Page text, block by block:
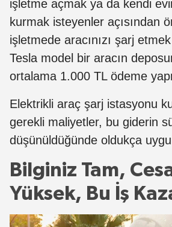
işletme açmak ya da kendi
kurmak isteyenler açısından
işletmede aracınızı şarj
Tesla model bir aracın
ortalama 1.000 TL ödeme
Elektrikli araç şarj istasyonu
gerekli maliyetler, bu giderin
düşünüldüğünde oldukça
Bilginiz Tam,
Yüksek, Bu İş